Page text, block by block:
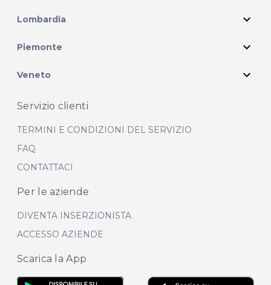
Lombardia expand_more
Piemonte expand_more
Veneto expand_more
Servizio clienti
TERMINI E CONDIZIONI DEL SERVIZIO
FAQ
CONTATTACI
Per le aziende
DIVENTA INSERZIONISTA
ACCESSO AZIENDE
Scarica la App